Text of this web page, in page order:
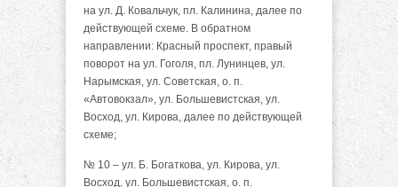
на ул. Д. Ковальчук, пл. Калинина, далее по
действующей схеме. В обратном
направлении: Красный проспект, правый
поворот на ул. Гоголя, пл. Лунинцев, ул.
Нарымская, ул. Советская, о. п.
«Автовокзал», ул. Большевистская, ул.
Восход, ул. Кирова, далее по действующей
схеме;
№ 10 – ул. Б. Богаткова, ул. Кирова, ул.
Восход, ул. Большевистская, о. п.